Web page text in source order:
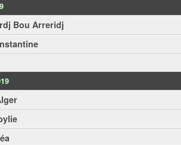
Bou Arreridj